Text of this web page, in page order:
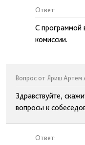
Ответ:
С программой
комиссии.
Вопрос от Яриш Артем
Здравствуйте,
вопросы к
Ответ: